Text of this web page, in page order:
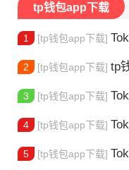
tp钱包app下载
1 [tp钱包app下载]
2 [tp钱包app下载] tp
3 [tp钱包app下载]
4 [tp钱包app下载]
5 [tp钱包app下载]